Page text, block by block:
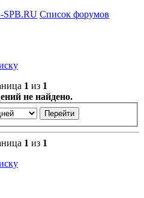
SPB.RU Список форумов
1 из 1
не найдено.
1 из 1